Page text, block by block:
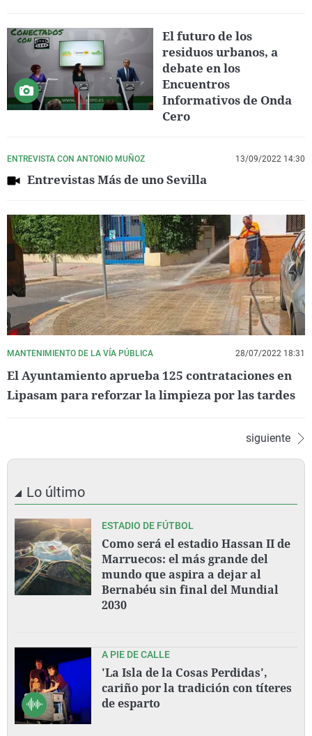
El futuro de los
residuos urbanos, a
debate en los
Encuentros
Informativos de Onda
Cero
ENTREVISTA CON ANTONIO MUÑOZ 13/09/2022 14:30
Entrevistas Más de uno Sevilla
MANTENIMIENTO DE LA VÍA PÚBLICA 28/07/2022 18:31
El Ayuntamiento aprueba 125 contrataciones en
Lipasam para reforzar la limpieza por las tardes
siguiente
Lo último
ESTADIO DE FÚTBOL
Como será el estadio Hassan II de
Marruecos: el más grande del
mundo que aspira a dejar al
Bernabéu sin final del Mundial
2030
A PIE DE CALLE
'La Isla de la Cosas Perdidas',
cariño por la tradición con títeres
de esparto